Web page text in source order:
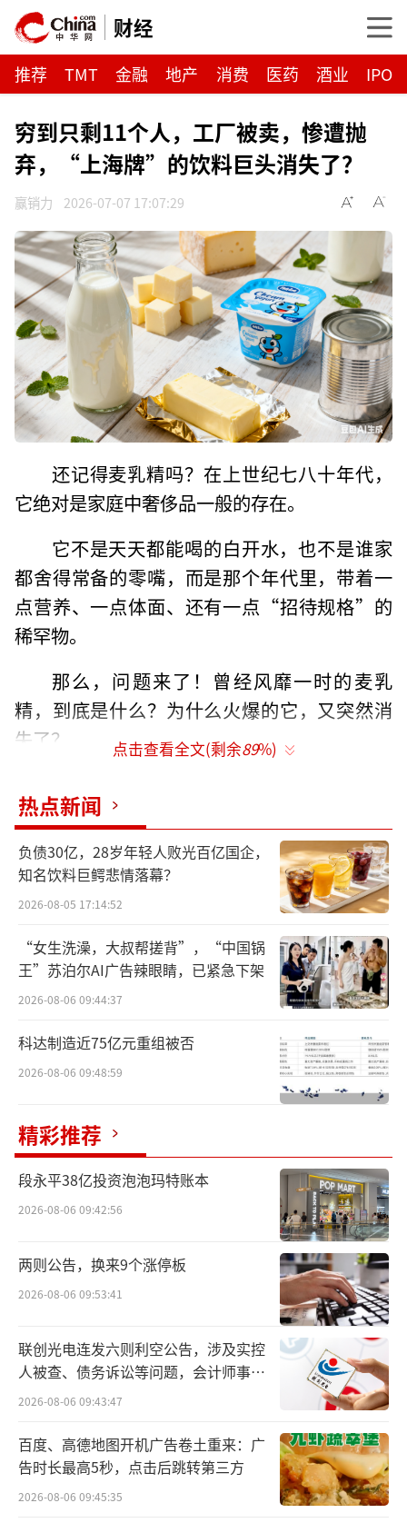
财经
推荐 TMT 金融 地产 消费 医药 酒业 IPO
穷到只剩11个人，工厂被卖，惨遭抛
弃，“上海牌”的饮料巨头消失了？
赢销力 2026-07-07 17:07:29
还记得麦乳精吗？在上世纪七八十年代，
它绝对是家庭中奢侈品一般的存在。
它不是天天都能喝的白开水，也不是谁家
都舍得常备的零嘴，而是那个年代里，带着一
点营养、一点体面、还有一点“招待规格”的
稀罕物。
那么，问题来了！曾经风靡一时的麦乳
精，到底是什么？为什么火爆的它，又突然消
失了？
2009年时，周立波在“笑侃三十年”里有
个段子，说去同学家做客，同学妈妈给冲了杯
麦乳精，但拿起杯子一看，居然能透过杯子，
看到对面。再一细看，杯底躺着五六粒麦乳
精，同学妈妈还不断劝说：“调一调，调一
调。”
是要省着泡的。
小孩子们当然不会满足这样“不解渴”的
吃法，他们最钟爱的，就是拿勺子舀起麦乳精
直接送进嘴里，嘎吱嘎吱地嚼着，嘴里充满着
香甜的气息，十分享受。
不过，这种吃法在那个年代实在显得
太“败家”，所以只能趁大人不在，偷偷舀上
几口，还要把罐子摆回原处，免得留下蛛丝马
迹，否则十有八九逃不过一顿胖揍。
麦乳精究竟是什么，值得当年的孩子们冒
很多朋友认为，麦乳精只是这款固体饮料
的名字，仅此而已。其实，麦乳精恰恰是这款
固体饮料最核心的三大成分！
点击查看全文(剩余89%)
热点新闻
负债30亿，28岁年轻人败光百亿国企，
知名饮料巨鳄悲情落幕？
2026-08-05 17:14:52
“女生洗澡，大叔帮搓背”，“中国锅
王”苏泊尔AI广告辣眼睛，已紧急下架
2026-08-06 09:44:37
科达制造近75亿元重组被否
2026-08-06 09:48:59
精彩推荐
段永平38亿投资泡泡玛特账本
2026-08-06 09:42:56
两则公告，换来9个涨停板
2026-08-06 09:53:41
联创光电连发六则利空公告，涉及实控
人被查、债务诉讼等问题，会计师事务
所曾出具“保留意见”
2026-08-06 09:43:47
百度、高德地图开机广告卷土重来：广
告时长最高5秒，点击后跳转第三方
2026-08-06 09:45:35